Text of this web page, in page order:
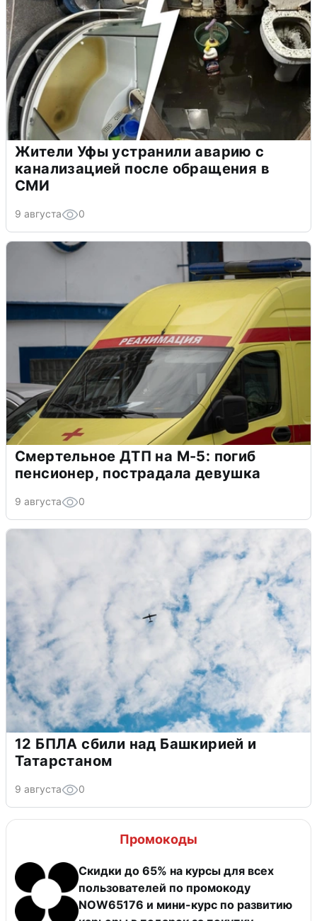
Жители Уфы устранили аварию с
канализацией после обращения в
СМИ
9 августа 0
Смертельное ДТП на М-5: погиб
пенсионер, пострадала девушка
9 августа 0
12 БПЛА сбили над Башкирией и
Татарстаном
9 августа 0
Промокоды
Скидки до 65% на курсы для всех
пользователей по промокоду
NOW65176 и мини-курс по развитию